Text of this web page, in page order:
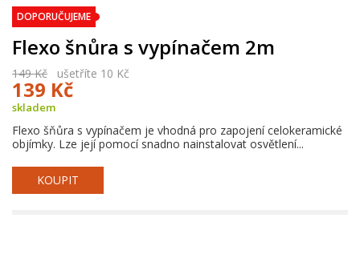
DOPORUČUJEME
Flexo šnůra s vypínačem 2m
149 Kč ušetříte 10 Kč
139 Kč
skladem
Flexo šňůra s vypínačem je vhodná pro zapojení celokeramické
objímky. Lze její pomocí snadno nainstalovat osvětlení...
KOUPIT